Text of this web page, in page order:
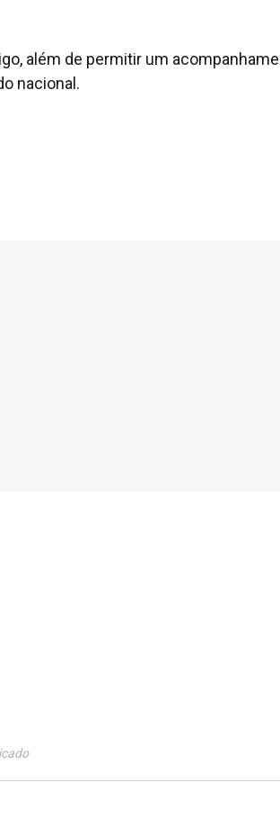
além de permitir um
nacional.